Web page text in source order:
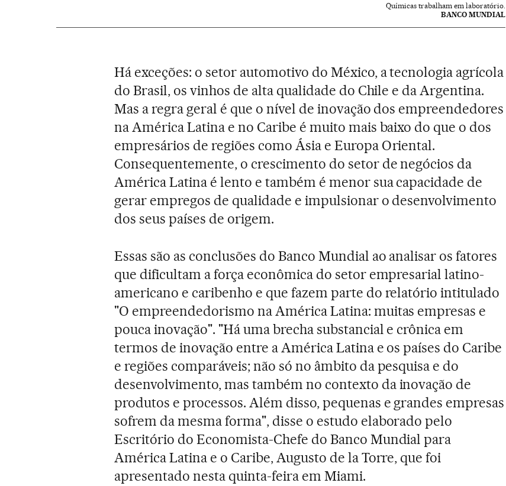
Químicas trabalham em laboratório.
BANCO MUNDIAL
Há exceções: o setor automotivo do México, a tecnologia agrícola
do Brasil, os vinhos de alta qualidade do Chile e da Argentina.
Mas a regra geral é que o nível de inovação dos empreendedores
na América Latina e no Caribe é muito mais baixo do que o dos
empresários de regiões como Ásia e Europa Oriental.
Consequentemente, o crescimento do setor de negócios da
América Latina é lento e também é menor sua capacidade de
gerar empregos de qualidade e impulsionar o desenvolvimento
dos seus países de origem.
Essas são as conclusões do Banco Mundial ao analisar os fatores
que dificultam a força econômica do setor empresarial latino-
americano e caribenho e que fazem parte do relatório intitulado
"O empreendedorismo na América Latina: muitas empresas e
pouca inovação". "Há uma brecha substancial e crônica em
termos de inovação entre a América Latina e os países do Caribe
e regiões comparáveis; não só no âmbito da pesquisa e do
desenvolvimento, mas também no contexto da inovação de
produtos e processos. Além disso, pequenas e grandes empresas
sofrem da mesma forma", disse o estudo elaborado pelo
Escritório do Economista-Chefe do Banco Mundial para
América Latina e o Caribe, Augusto de la Torre, que foi
apresentado nesta quinta-feira em Miami.